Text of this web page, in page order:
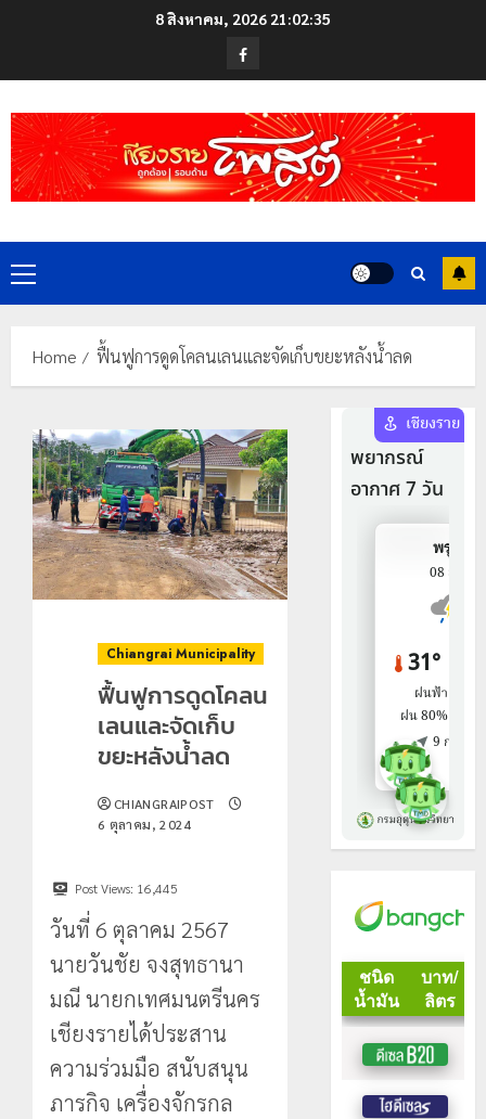
8 สิงหาคม, 2026 21:02:35
Facebook
Primary
Menu
Home ฟื้นฟูการดูดโคลนเลนและจัดเก็บขยะหลังน้ำลด
Chiangrai Municipality
ฟื้นฟูการดูดโคลน
เลนและจัดเก็บ
ขยะหลังน้ำลด
CHIANGRAIPOST
6 ตุลาคม, 2024
Post Views: 16,445
วันที่ 6 ตุลาคม 2567
นายวันชัย จงสุทธานา
มณี นายกเทศมนตรีนคร
เชียงรายได้ประสาน
ความร่วมมือ สนับสนุน
ภารกิจ เครื่องจักรกล